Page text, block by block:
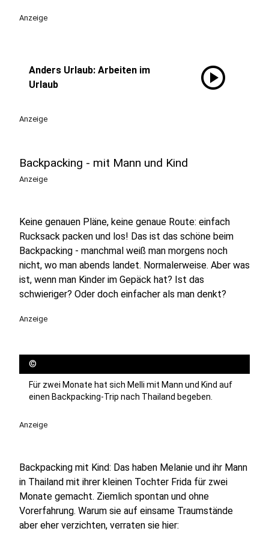
Anzeige
Anders Urlaub: Arbeiten im
Urlaub
play_circle
Anzeige
Backpacking - mit Mann und Kind
Anzeige
Keine genauen Pläne, keine genaue Route: einfach
Rucksack packen und los! Das ist das schöne beim
Backpacking - manchmal weiß man morgens noch
nicht, wo man abends landet. Normalerweise. Aber was
ist, wenn man Kinder im Gepäck hat? Ist das
schwieriger? Oder doch einfacher als man denkt?
Anzeige
©
Für zwei Monate hat sich Melli mit Mann und Kind auf
einen Backpacking-Trip nach Thailand begeben.
Anzeige
Backpacking mit Kind: Das haben Melanie und ihr Mann
in Thailand mit ihrer kleinen Tochter Frida für zwei
Monate gemacht. Ziemlich spontan und ohne
Vorerfahrung. Warum sie auf einsame Traumstände
aber eher verzichten, verraten sie hier: